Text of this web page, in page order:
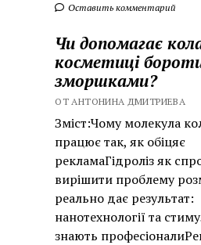
Оставить комментарий
Чи допомагає
косметиці
зморшками?
ОТ АНТОНИНА ДМИТРИЕВА
Зміст:Чому молекула
працює так, як обіцяє
рекламаГідроліз як
вирішити проблему
реально дає результат:
нанотехнології та
знають